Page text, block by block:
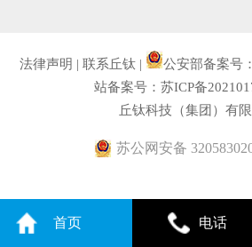
法律声明 | 联系丘钛| 公安部备案号
站备案号：苏ICP备
丘钛科技（集团）有
苏公网安备
首页 电话